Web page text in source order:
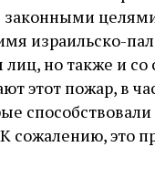
законными
израильско-
но также и
этот пожар, в
это